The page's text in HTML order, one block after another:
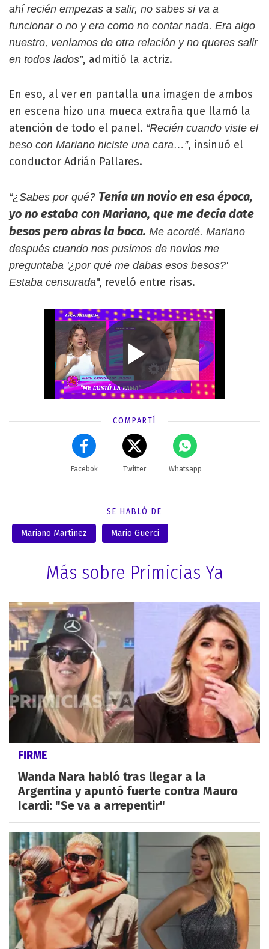
ahí recién empezas a salir, no sabes si va a
funcionar o no y era como no contar nada. Era algo
nuestro, veníamos de otra relación y no queres salir
en todos lados”, admitió la actriz.
En eso, al ver en pantalla una imagen de ambos
en escena hizo una mueca extraña que llamó la
atención de todo el panel. “Recién cuando viste el
beso con Mariano hiciste una cara…”, insinuó el
conductor Adrián Pallares.
“¿Sabes por qué? Tenía un novio en esa época,
yo no estaba con Mariano, que me decía date
besos pero abras la boca. Me acordé. Mariano
después cuando nos pusimos de novios me
preguntaba '¿por qué me dabas esos besos?'
Estaba censurada", reveló entre risas.
COMPARTÍ
Facebok Twitter Whatsapp
SE HABLÓ DE
Mariano Martínez Mario Guerci
Más sobre Primicias Ya
FIRME
Wanda Nara habló tras llegar a la
Argentina y apuntó fuerte contra Mauro
Icardi: "Se va a arrepentir"